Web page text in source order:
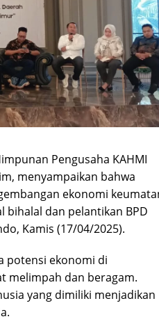
Pengusaha KAHMI
menyampaikan bahwa
ekonomi
bihalal dan pelantikan BPD
Kamis (17/04/2025).
potensi ekonomi di
melimpah dan beragam.
yang dimiliki menjadikan